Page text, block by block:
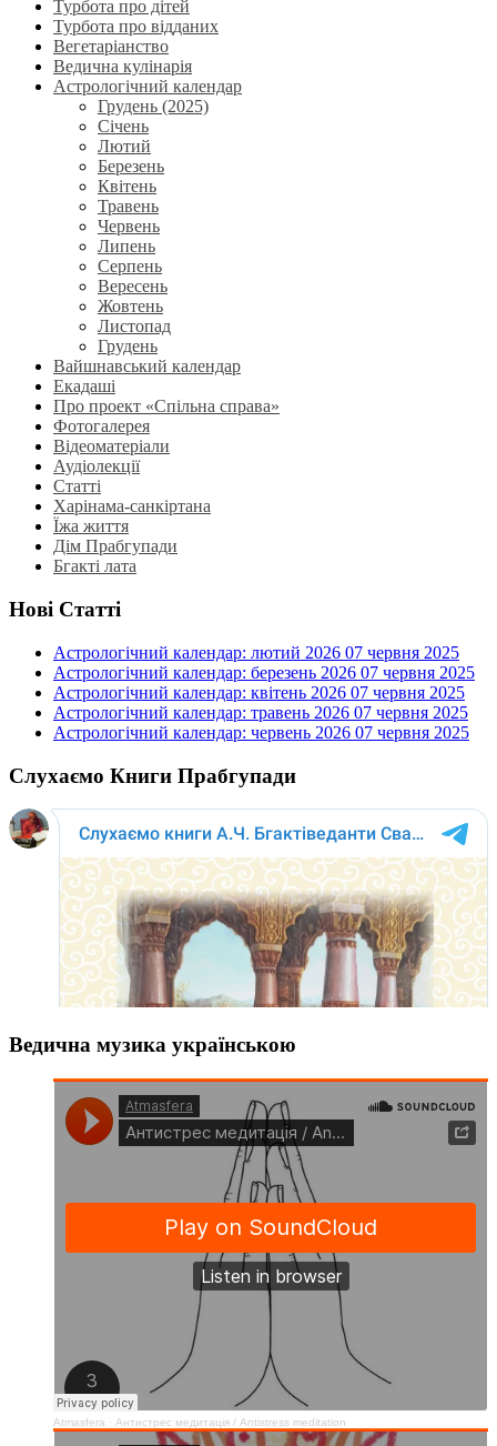
Турбота про дітей
Турбота про відданих
Вегетаріанство
Ведична кулінарія
Астрологічний календар
Грудень (2025)
Січень
Лютий
Березень
Квітень
Травень
Червень
Липень
Серпень
Вересень
Жовтень
Листопад
Грудень
Вайшнавський календар
Екадаші
Про проект «Спільна справа»
Фотогалерея
Відеоматеріали
Аудіолекції
Статті
Харінама-санкіртана
Їжа життя
Дім Прабгупади
Бгакті лата
Нові Статті
Астрологічний календар: лютий 2026 07 червня 2025
Астрологічний календар: березень 2026 07 червня 2025
Астрологічний календар: квітень 2026 07 червня 2025
Астрологічний календар: травень 2026 07 червня 2025
Астрологічний календар: червень 2026 07 червня 2025
Слухаємо Книги Прабгупади
Ведична музика українською
Atmasfera · Антистрес медитація / Аntistress meditation